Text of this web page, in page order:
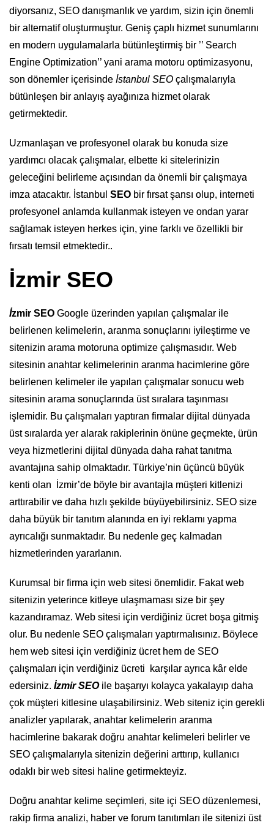
diyorsanız, SEO danışmanlık ve yardım, sizin için önemli
bir alternatif oluşturmuştur. Geniş çaplı hizmet sunumlarını
en modern uygulamalarla bütünleştirmiş bir ’’ Search
Engine Optimization’’ yani arama motoru optimizasyonu,
son dönemler içerisinde İstanbul SEO çalışmalarıyla
bütünleşen bir anlayış ayağınıza hizmet olarak
getirmektedir.
Uzmanlaşan ve profesyonel olarak bu konuda size
yardımcı olacak çalışmalar, elbette ki sitelerinizin
geleceğini belirleme açısından da önemli bir çalışmaya
imza atacaktır. İstanbul SEO bir fırsat şansı olup, interneti
profesyonel anlamda kullanmak isteyen ve ondan yarar
sağlamak isteyen herkes için, yine farklı ve özellikli bir
fırsatı temsil etmektedir..
İzmir SEO
İzmir SEO Google üzerinden yapılan çalışmalar ile
belirlenen kelimelerin, aranma sonuçlarını iyileştirme ve
sitenizin arama motoruna optimize çalışmasıdır. Web
sitesinin anahtar kelimelerinin aranma hacimlerine göre
belirlenen kelimeler ile yapılan çalışmalar sonucu web
sitesinin arama sonuçlarında üst sıralara taşınması
işlemidir. Bu çalışmaları yaptıran firmalar dijital dünyada
üst sıralarda yer alarak rakiplerinin önüne geçmekte, ürün
veya hizmetlerini dijital dünyada daha rahat tanıtma
avantajına sahip olmaktadır. Türkiye’nin üçüncü büyük
kenti olan İzmir’de böyle bir avantajla müşteri kitlenizi
arttırabilir ve daha hızlı şekilde büyüyebilirsiniz. SEO size
daha büyük bir tanıtım alanında en iyi reklamı yapma
ayrıcalığı sunmaktadır. Bu nedenle geç kalmadan
hizmetlerinden yararlanın.
Kurumsal bir firma için web sitesi önemlidir. Fakat web
sitenizin yeterince kitleye ulaşmaması size bir şey
kazandıramaz. Web sitesi için verdiğiniz ücret boşa gitmiş
olur. Bu nedenle SEO çalışmaları yaptırmalısınız. Böylece
hem web sitesi için verdiğiniz ücret hem de SEO
çalışmaları için verdiğiniz ücreti karşılar ayrıca kâr elde
edersiniz. İzmir SEOile başarıyı kolayca yakalayıp daha
çok müşteri kitlesine ulaşabilirsiniz. Web siteniz için gerekli
analizler yapılarak, anahtar kelimelerin aranma
hacimlerine bakarak doğru anahtar kelimeleri belirler ve
SEO çalışmalarıyla sitenizin değerini arttırıp, kullanıcı
odaklı bir web sitesi haline getirmekteyiz.
Doğru anahtar kelime seçimleri, site içi SEO düzenlemesi,
rakip firma analizi, haber ve forum tanıtımları ile sitenizi üst